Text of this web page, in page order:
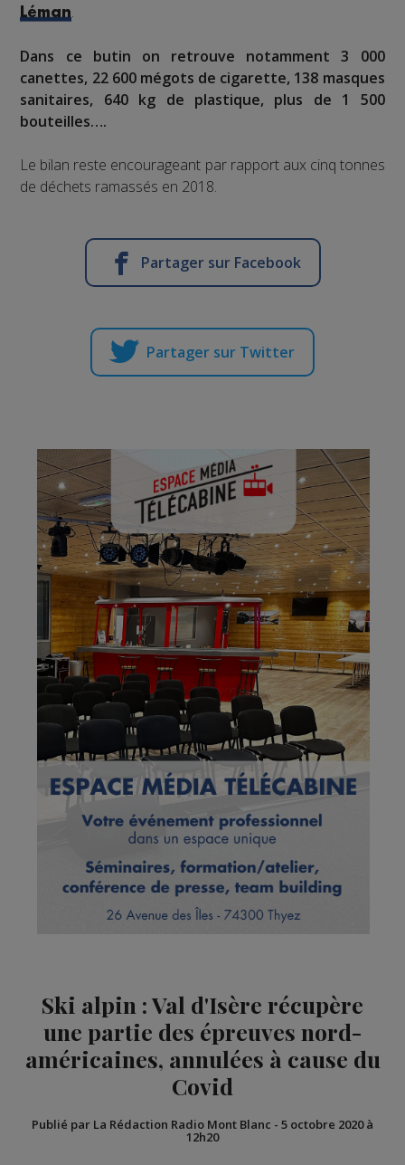
Léman.
Dans ce butin on retrouve notamment 3 000
canettes, 22 600 mégots de cigarette, 138 masques
sanitaires, 640 kg de plastique, plus de 1 500
bouteilles….
Le bilan reste encourageant par rapport aux cinq tonnes
de déchets ramassés en 2018.
Partager sur Facebook
Partager sur Twitter
Ski alpin : Val d'Isère récupère
une partie des épreuves nord-
américaines, annulées à cause du
Covid
Publié par La Rédaction Radio Mont Blanc - 5 octobre 2020 à
12h20